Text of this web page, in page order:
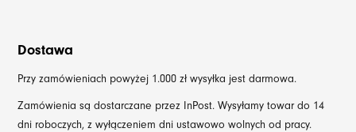
Dostawa
Przy zamówieniach powyżej 1.000 zł wysyłka jest darmowa.
Zamówienia są dostarczane przez InPost. Wysyłamy towar do 14
dni roboczych, z wyłączeniem dni ustawowo wolnych od pracy.